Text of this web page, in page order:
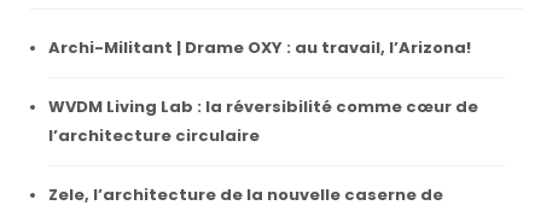
Archi-Militant | Drame OXY : au travail, l’Arizona!
WVDM Living Lab : la réversibilité comme cœur de
l’architecture circulaire
Zele, l’architecture de la nouvelle caserne de